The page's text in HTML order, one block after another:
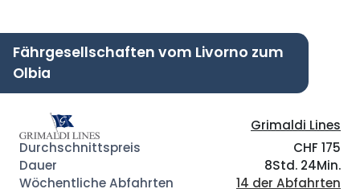
Fährgesellschaften vom Livorno zum
Olbia
Grimaldi Lines
CHF 175
8Std. 24Min.
14 der Abfahrten